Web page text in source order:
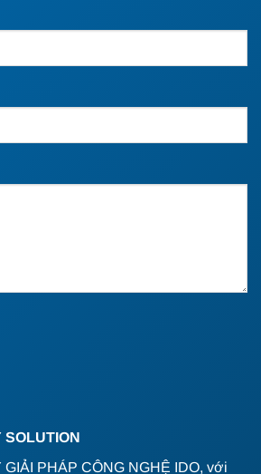
SOLUTION
PHÁP CÔNG NGHỆ IDO, với